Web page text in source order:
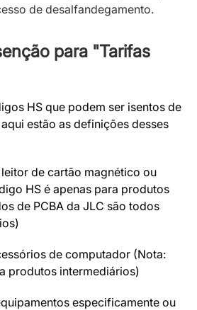
de desalfandegamento.
para "Tarifas
HS que podem ser isentos de
estão as definições desses
de cartão magnético ou
HS é apenas para produtos
de PCBA da JLC são todos
de computador (Nota:
produtos intermediários)
especificamente ou